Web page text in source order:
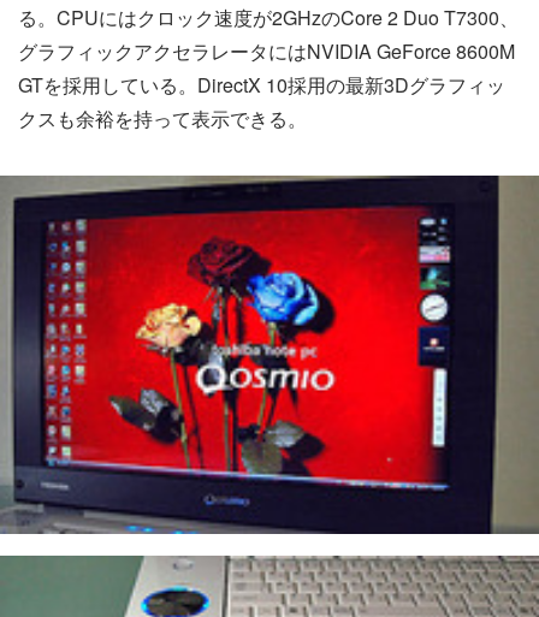
る。CPUにはクロック速度が2GHzのCore 2 Duo T7300、
グラフィックアクセラレータにはNVIDIA GeForce 8600M
GTを採用している。DirectX 10採用の最新3Dグラフィッ
クスも余裕を持って表示できる。